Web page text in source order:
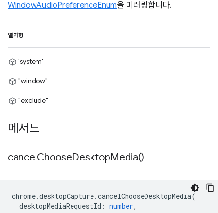
WindowAudioPreferenceEnum을 미러링합니다.
열거형
'system'
"window"
"exclude"
메서드
cancelChooseDesktopMedia()
chrome.desktopCapture.cancelChooseDesktopMedia(
desktopMediaRequestId : number,